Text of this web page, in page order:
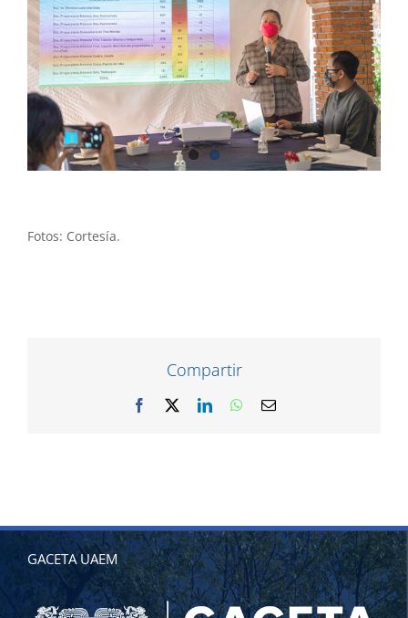
Fotos: Cortesía.
Compartir
Facebook LinkedInWhatsApp
Correo
GACETA UAEM